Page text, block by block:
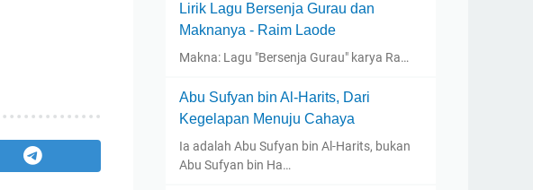
Lirik Lagu Bersenja Gurau dan
Maknanya - Raim Laode
Makna: Lagu "Bersenja Gurau" karya Ra…
Abu Sufyan bin Al-Harits, Dari
Kegelapan Menuju Cahaya
Ia adalah Abu Sufyan bin Al-Harits, bukan
Abu Sufyan bin Ha…